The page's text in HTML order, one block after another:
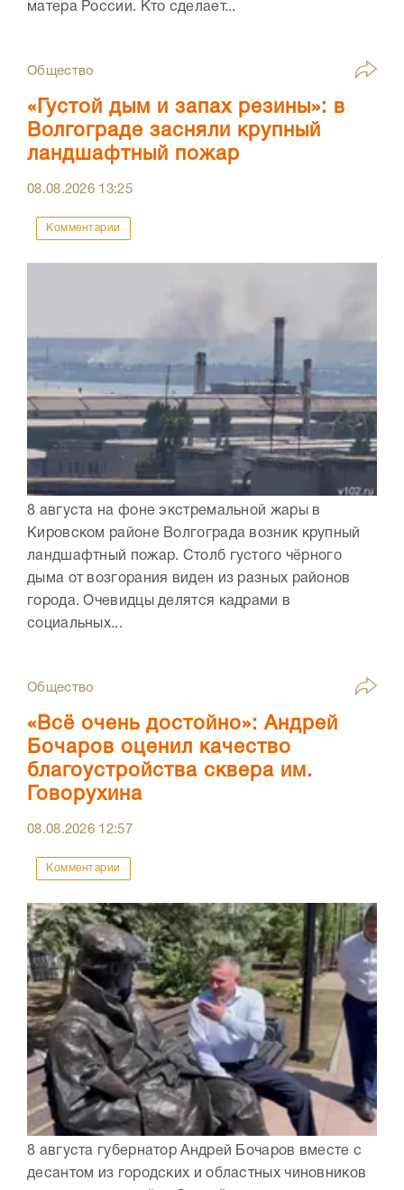
матера России. Кто сделает...
Общество
«Густой дым и запах резины»: в
Волгограде засняли крупный
ландшафтный пожар
08.08.2026 13:25
Комментарии
8 августа на фоне экстремальной жары в
Кировском районе Волгограда возник крупный
ландшафтный пожар. Столб густого чёрного
дыма от возгорания виден из разных районов
города. Очевидцы делятся кадрами в
социальных...
Общество
«Всё очень достойно»: Андрей
Бочаров оценил качество
благоустройства сквера им.
Говорухина
08.08.2026 12:57
Комментарии
8 августа губернатор Андрей Бочаров вместе с
десантом из городских и областных чиновников